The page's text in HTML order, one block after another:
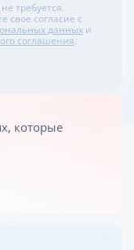
требуется.
свое согласие с
данныхи
соглашения.
которые